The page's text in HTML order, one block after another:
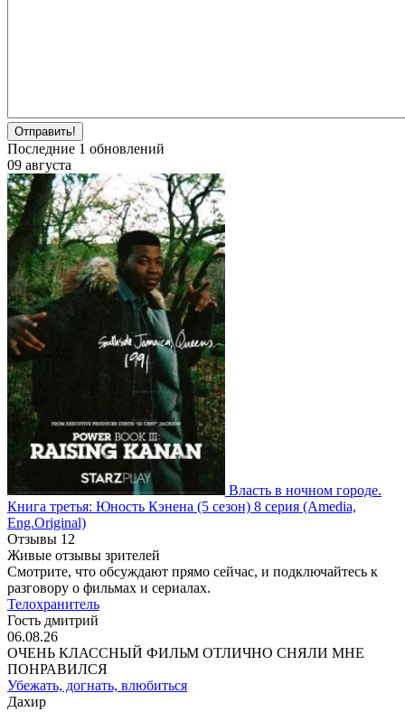
Отправить!
Последние 1 обновлений
09 августа
Власть в ночном городе.
Книга третья: Юность Кэнена (5 сезон) 8 серия (Amedia,
Eng.Original)
Отзывы 12
Живые отзывы зрителей
Смотрите, что обсуждают прямо сейчас, и подключайтесь к
разговору о фильмах и сериалах.
Телохранитель
Гость дмитрий
06.08.26
ОЧЕНЬ КЛАССНЫЙ ФИЛЬМ ОТЛИЧНО СНЯЛИ МНЕ
ПОНРАВИЛСЯ
Убежать, догнать, влюбиться
Дахир